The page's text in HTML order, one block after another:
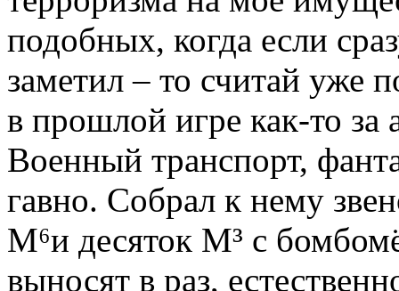
подобных, когда если
заметил – то считай уже
в прошлой игре как-то
Военный транспорт,
гавно. Собрал к нему
М⁶и десяток М³ с
выносят в раз,